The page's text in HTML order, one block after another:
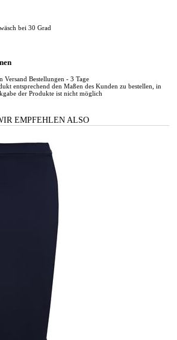
bei 30 Grad
Versand Bestellungen - 3 Tage
entsprechend den Maßen des Kunden zu bestellen, in
der Produkte ist nicht möglich
EMPFEHLEN ALSO